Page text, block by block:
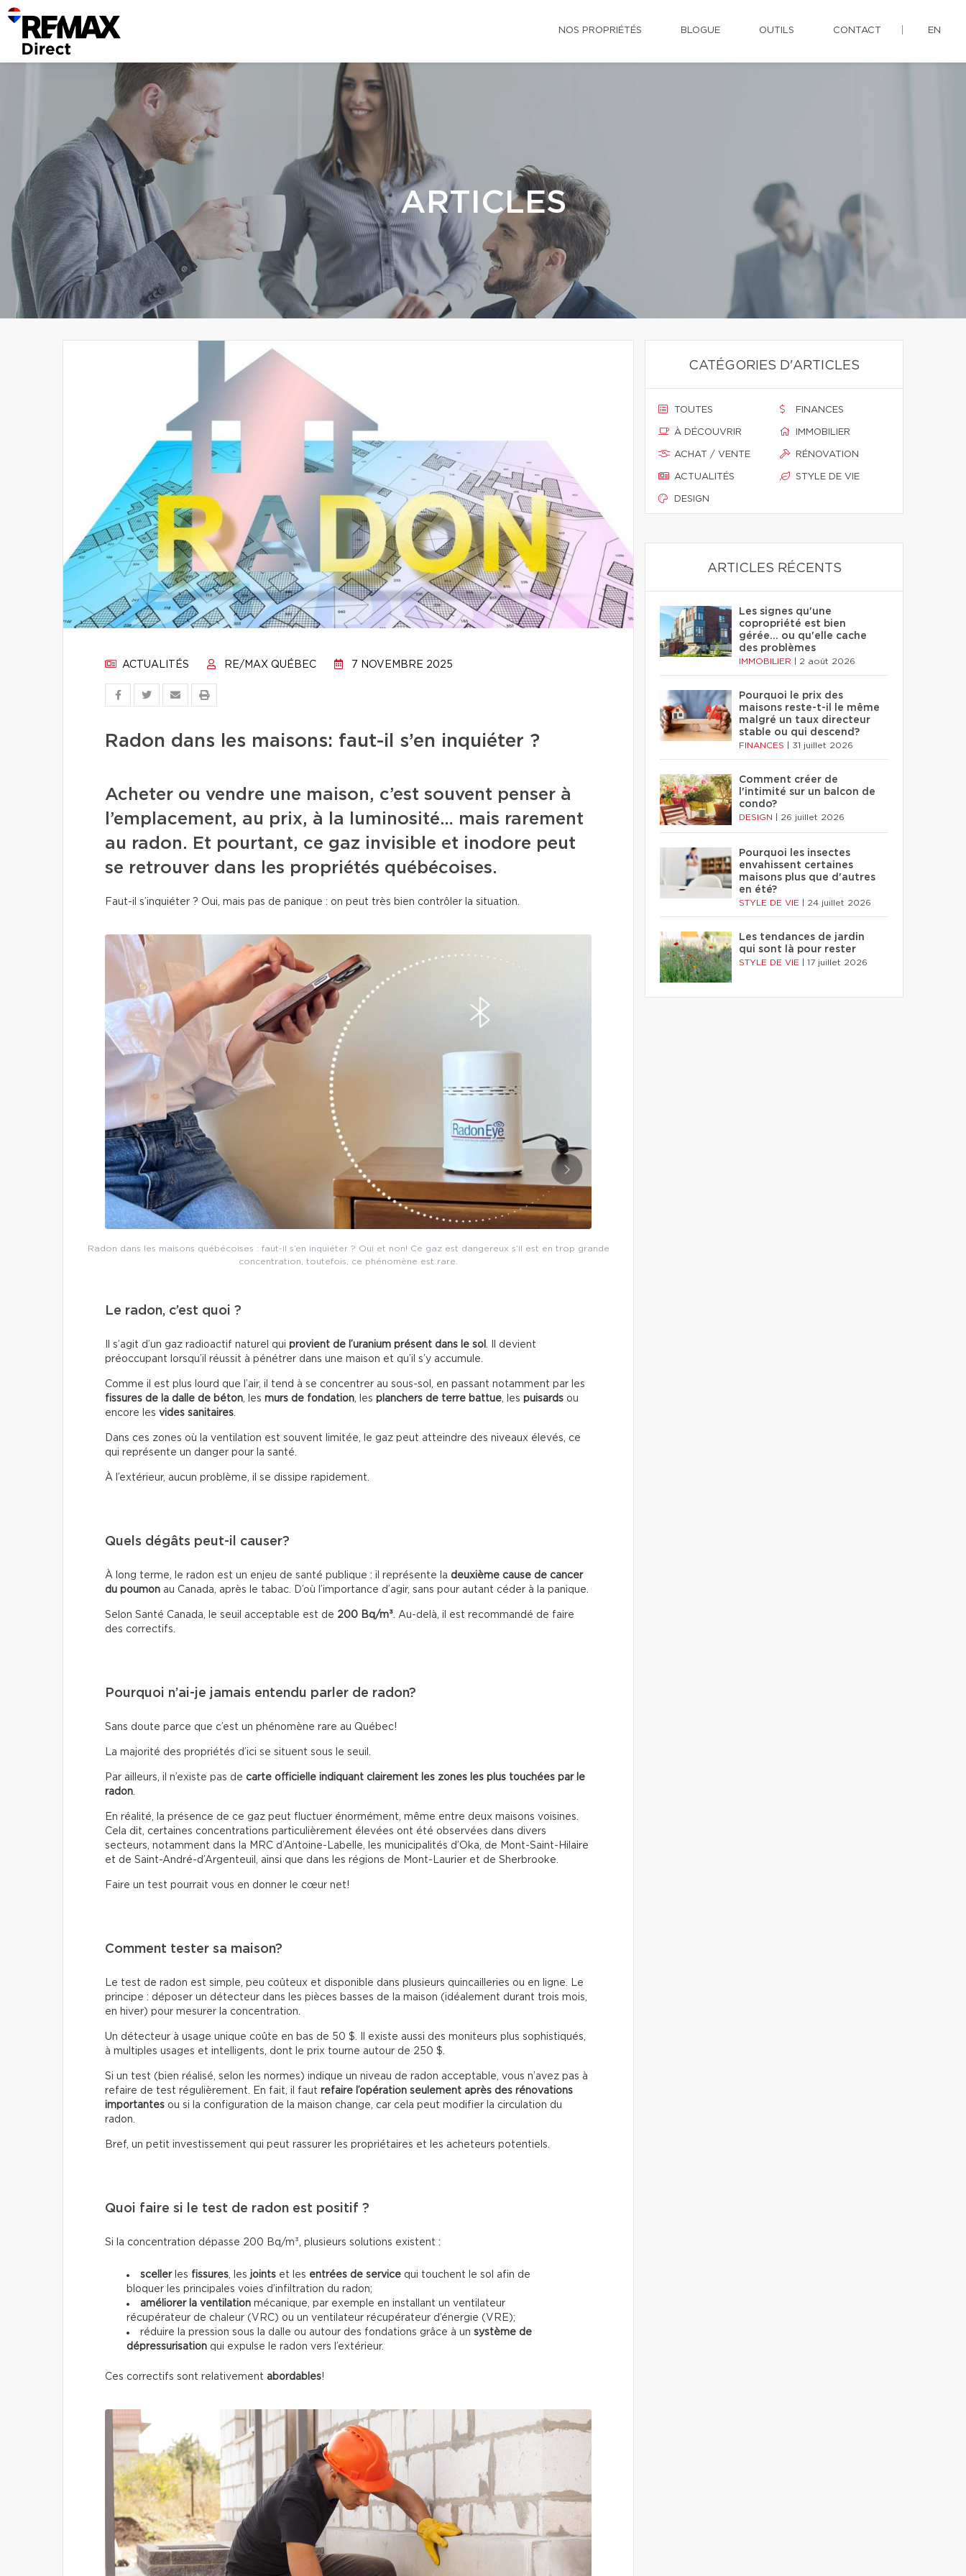
NOS PROPRIÉTÉS BLOGUE OUTILS CONTACT EN
ARTICLES
ACTUALITÉS RE/MAX QUÉBEC 7 NOVEMBRE 2025
Radon dans les maisons: faut-il s’en inquiéter ?
Acheter ou vendre une maison, c’est souvent penser à
l’emplacement, au prix, à la luminosité… mais rarement
au radon. Et pourtant, ce gaz invisible et inodore peut
se retrouver dans les propriétés québécoises.
Faut-il s’inquiéter ? Oui, mais pas de panique : on peut très bien contrôler la situation.
Radon dans les maisons québécoises : faut-il s’en inquiéter ? Oui et non! Ce gaz est dangereux s’il est en trop grande
concentration, toutefois, ce phénomène est rare.
Le radon, c’est quoi ?
Il s’agit d’un gaz radioactif naturel qui provient de l’uranium présent dans le sol . Il devient
préoccupant lorsqu’il réussit à pénétrer dans une maison et qu’il s’y accumule.
Comme il est plus lourd que l’air, il tend à se concentrer au sous-sol, en passant notamment par les
fissures de la dalle de béton, les murs de fondation, les planchers de terre battue, les puisards ou
encore les vides sanitaires.
Dans ces zones où la ventilation est souvent limitée, le gaz peut atteindre des niveaux élevés, ce
qui représente un danger pour la santé.
À l’extérieur, aucun problème, il se dissipe rapidement.
Quels dégâts peut-il causer?
À long terme, le radon est un enjeu de santé publique : il représente la deuxième cause de cancer
du poumon au Canada, après le tabac. D’où l’importance d’agir, sans pour autant céder à la panique.
Selon Santé Canada, le seuil acceptable est de 200 Bq/m³. Au-delà, il est recommandé de faire
des correctifs.
Pourquoi n’ai-je jamais entendu parler de radon?
Sans doute parce que c’est un phénomène rare au Québec!
La majorité des propriétés d’ici se situent sous le seuil.
Par ailleurs, il n’existe pas de carte officielle indiquant clairement les zones les plus touchées par le
radon.
En réalité, la présence de ce gaz peut fluctuer énormément, même entre deux maisons voisines.
Cela dit, certaines concentrations particulièrement élevées ont été observées dans divers
secteurs, notamment dans la MRC d’Antoine-Labelle, les municipalités d’Oka, de Mont-Saint-Hilaire
et de Saint-André-d’Argenteuil, ainsi que dans les régions de Mont-Laurier et de Sherbrooke.
Faire un test pourrait vous en donner le cœur net!
Comment tester sa maison?
Le test de radon est simple, peu coûteux et disponible dans plusieurs quincailleries ou en ligne. Le
principe : déposer un détecteur dans les pièces basses de la maison (idéalement durant trois mois,
en hiver) pour mesurer la concentration.
Un détecteur à usage unique coûte en bas de 50 $. Il existe aussi des moniteurs plus sophistiqués,
à multiples usages et intelligents, dont le prix tourne autour de 250 $.
Si un test (bien réalisé, selon les normes) indique un niveau de radon acceptable, vous n’avez pas à
refaire de test régulièrement. En fait, il faut refaire l’opération seulement après des rénovations
importantes ou si la configuration de la maison change, car cela peut modifier la circulation du
radon.
Bref, un petit investissement qui peut rassurer les propriétaires et les acheteurs potentiels.
Quoi faire si le test de radon est positif ?
Si la concentration dépasse 200 Bq/m³, plusieurs solutions existent :
sceller les fissures, les joints et les entrées de service qui touchent le sol afin de
bloquer les principales voies d’infiltration du radon;
améliorer la ventilation mécanique, par exemple en installant un ventilateur
récupérateur de chaleur (VRC) ou un ventilateur récupérateur d’énergie (VRE);
réduire la pression sous la dalle ou autour des fondations grâce à un système de
dépressurisation qui expulse le radon vers l’extérieur.
Ces correctifs sont relativement abordables!
CATÉGORIES D'ARTICLES
TOUTES
À DÉCOUVRIR
ACHAT / VENTE
ACTUALITÉS
DESIGN
FINANCES
IMMOBILIER
RÉNOVATION
STYLE DE VIE
ARTICLES RÉCENTS
Les signes qu'une
copropriété est bien
gérée… ou qu'elle cache
des problèmes
IMMOBILIER 2 août 2026
Pourquoi le prix des
maisons reste-t-il le même
malgré un taux directeur
stable ou qui descend?
FINANCES 31 juillet 2026
Comment créer de
l'intimité sur un balcon de
condo?
DESIGN 26 juillet 2026
Pourquoi les insectes
envahissent certaines
maisons plus que d'autres
en été?
STYLE DE VIE 24 juillet 2026
Les tendances de jardin
qui sont là pour rester
STYLE DE VIE 17 juillet 2026